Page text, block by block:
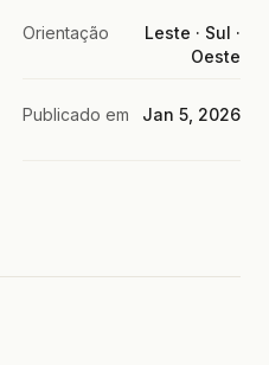
Orientação
Leste · Sul ·
Oeste
Publicado em Jan 5, 2026